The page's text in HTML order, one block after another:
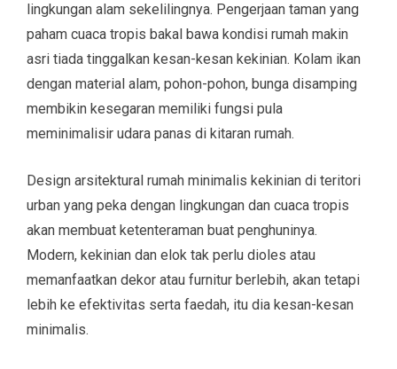
lingkungan alam sekelilingnya. Pengerjaan taman yang
paham cuaca tropis bakal bawa kondisi rumah makin
asri tiada tinggalkan kesan-kesan kekinian. Kolam ikan
dengan material alam, pohon-pohon, bunga disamping
membikin kesegaran memiliki fungsi pula
meminimalisir udara panas di kitaran rumah.
Design arsitektural rumah minimalis kekinian di teritori
urban yang peka dengan lingkungan dan cuaca tropis
akan membuat ketenteraman buat penghuninya.
Modern, kekinian dan elok tak perlu dioles atau
memanfaatkan dekor atau furnitur berlebih, akan tetapi
lebih ke efektivitas serta faedah, itu dia kesan-kesan
minimalis.